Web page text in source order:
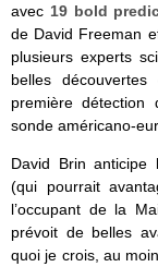
avec 19 bold
de David Freeman
plusieurs experts
belles
première
sonde américano-
David Brin anticipe
(qui pourrait
l’occupant de la
prévoit de belles
quoi je crois, au